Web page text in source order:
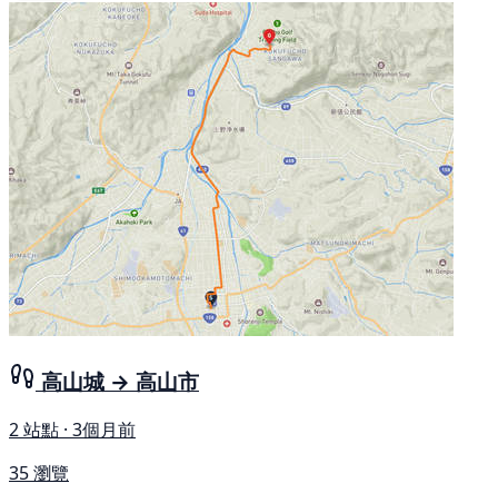
高山城 → 高山市
2 站點 · 3個月前
35 瀏覽